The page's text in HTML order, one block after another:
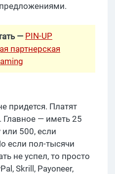
— PIN-UP
партнерская
придется. Платят
— иметь 25
или 500, если
если пол-тысячи
не успел, то просто
Skrill, Payoneer,